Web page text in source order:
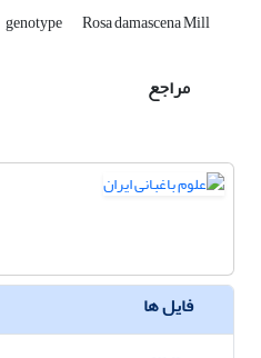
genotype Rosa damascena Mill
مراجع
فایل ها